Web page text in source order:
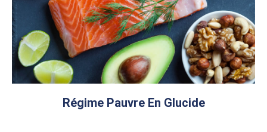
Régime Pauvre En Glucide